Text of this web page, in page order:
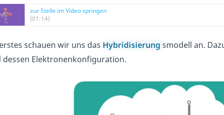
zur Stelle im Video springen
(01:14)
schauen wir uns das Hybridisierung smodell an.
dessen Elektronenkonfiguration.